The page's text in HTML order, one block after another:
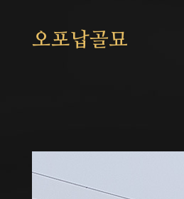
오포납골묘